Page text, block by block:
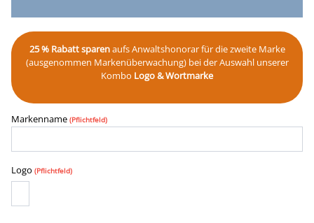
25 % Rabatt sparenaufs Anwaltshonorar für die zweite Marke
(ausgenommen Markenüberwachung) bei der Auswahl unserer
Kombo Logo & Wortmarke
Markenname (Pflichtfeld)
Logo (Pflichtfeld)